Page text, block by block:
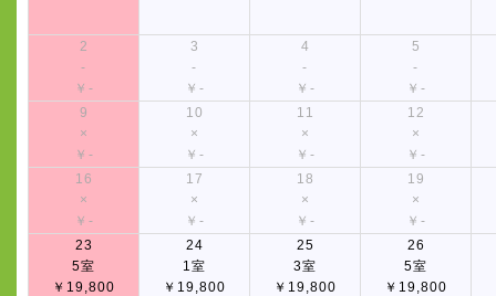
2
-
￥-
3
-
￥-
4
-
￥-
5
-
￥-
9
×
￥-
10
×
￥-
11
×
￥-
12
×
￥-
16
×
￥-
17
×
￥-
18
×
￥-
19
×
￥-
23
5室
￥19,800
24
1室
￥19,800
25
3室
￥19,800
26
5室
￥19,800